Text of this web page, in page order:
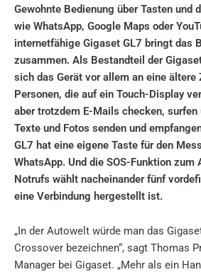
Kundenkonto
Shift+Alt+A
Gewohnte Bedienung über Tasten und
wie WhatsApp, Google Maps oder
internetfähige Gigaset GL7 bringt das
zusammen. Als Bestandteil der
sich das Gerät vor allem an eine ältere
Personen, die auf ein Touch-Display
aber trotzdem E-Mails checken, surfen
Texte und Fotos senden und
GL7 hat eine eigene Taste für den
WhatsApp. Und die SOS-Funktion zum
Notrufs wählt nacheinander fünf
eine Verbindung hergestellt ist.
„In der Autowelt würde man das
Crossover bezeichnen“, sagt Thomas
Manager bei Gigaset. „Mehr als ein